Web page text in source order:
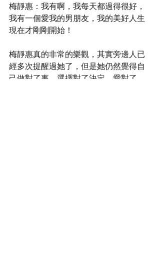
梅靜惠：我有啊，我每天都過得很好，
我有一個愛我的男朋友，我的美好人生
現在才剛剛開始！
梅靜惠真的非常的樂觀，其實旁邊人已
經多次提醒過她了，但是她仍然覺得自
己做對了事，選擇對了決定，愛對了